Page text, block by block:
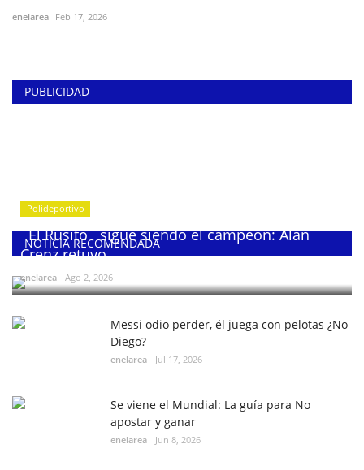
enelarea Feb 17, 2026
PUBLICIDAD
NOTICIA RECOMENDADA
Polideportivo
¨El Rusito¨ sigue siendo el campeón: Alan
Crenz retuvo...
enelarea Ago 2, 2026
Messi odio perder, él juega con pelotas ¿No
Diego?
enelarea Jul 17, 2026
Se viene el Mundial: La guía para No
apostar y ganar
enelarea Jun 8, 2026